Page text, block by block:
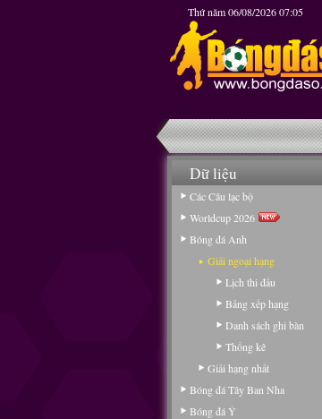
Thứ năm 06/08/2026 07:05
Dữ liệu
Các Câu lạc bộ
Worldcup 2026
Bóng đá Anh
Giải ngoại hạng
Lịch thi đấu
Bảng xếp hạng
Danh sách ghi bàn
Thống kê
Giải hạng nhất
Bóng đá Tây Ban Nha
Bóng đá Ý